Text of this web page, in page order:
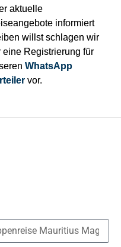
aktuelle
informiert
willst schlagen wir
eine Registrierung für
WhatsApp
vor.